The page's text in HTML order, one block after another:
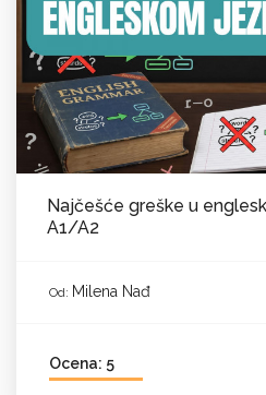
Najčešće greške u
A1/A2
Od: Milena Nađ
Ocena: 5